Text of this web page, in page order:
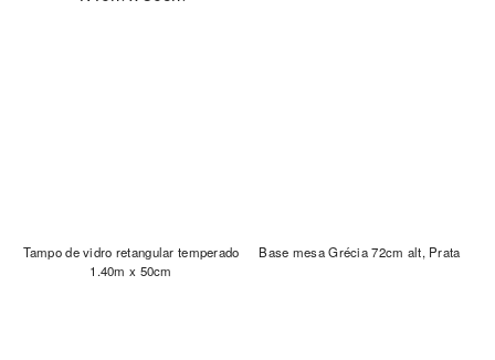
Tampo de vidro retangular temperado
1.40m x 50cm
Base mesa Grécia 72cm alt, Prata